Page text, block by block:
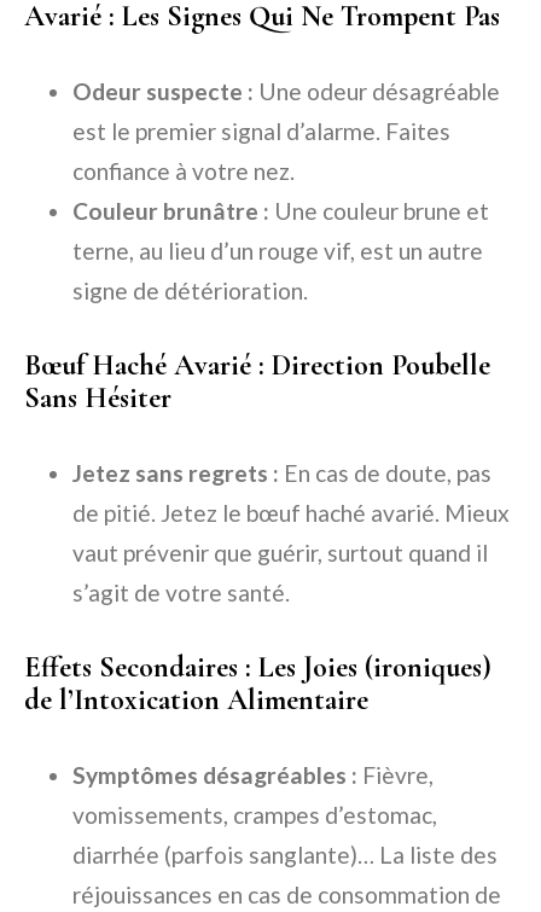
Avarié : Les Signes Qui Ne Trompent Pas
Odeur suspecte : Une odeur désagréable
est le premier signal d’alarme. Faites
confiance à votre nez.
Couleur brunâtre : Une couleur brune et
terne, au lieu d’un rouge vif, est un autre
signe de détérioration.
Bœuf Haché Avarié : Direction Poubelle
Sans Hésiter
Jetez sans regrets : En cas de doute, pas
de pitié. Jetez le bœuf haché avarié. Mieux
vaut prévenir que guérir, surtout quand il
s’agit de votre santé.
Effets Secondaires : Les Joies (ironiques)
de l’Intoxication Alimentaire
Symptômes désagréables : Fièvre,
vomissements, crampes d’estomac,
diarrhée (parfois sanglante)… La liste des
réjouissances en cas de consommation de